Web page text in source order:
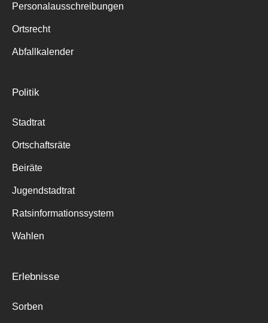
Personalausschreibungen
Ortsrecht
Abfallkalender
Politik
Stadtrat
Ortschaftsräte
Beiräte
Jugendstadtrat
Ratsinformationssystem
Wahlen
Erlebnisse
Sorben